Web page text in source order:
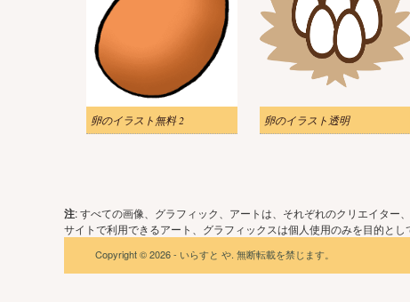
卵のイラスト無料 2 卵のイラスト透明
注: すべての画像、グラフィック、アートは、それぞれのクリエイタ
サイトで利用できるアート、グラフィックスは個人使用のみを目的と
Copyright © 2026 - いらすと や. 無断転載を禁じます。